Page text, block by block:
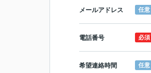
メールアドレス 任意
電話番号 必須
希望連絡時間 任意